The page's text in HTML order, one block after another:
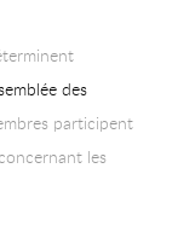
des
participent
les